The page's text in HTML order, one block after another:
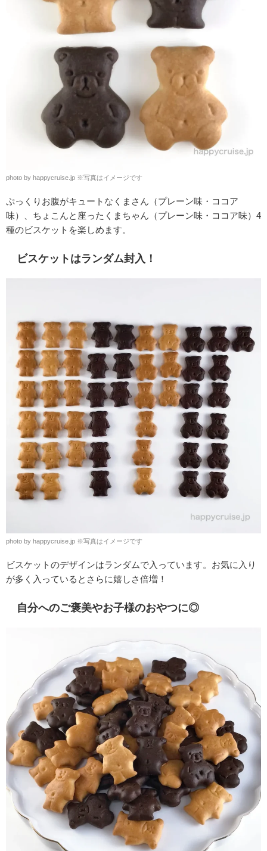
photo by happycruise.jp ※写真はイメージです
ぷっくりお腹がキュートなくまさん（プレーン味・ココア
味）、ちょこんと座ったくまちゃん（プレーン味・ココア味）4
種のビスケットを楽しめます。
ビスケットはランダム封入！
photo by happycruise.jp ※写真はイメージです
ビスケットのデザインはランダムで入っています。お気に入り
が多く入っているとさらに嬉しさ倍増！
自分へのご褒美やお子様のおやつに◎